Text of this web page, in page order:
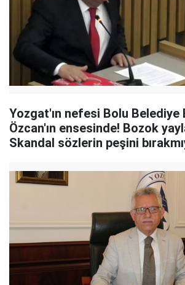
Yozgat'ın nefesi Bolu Belediye
Özcan'ın ensesinde! Bozok
Skandal sözlerin peşini